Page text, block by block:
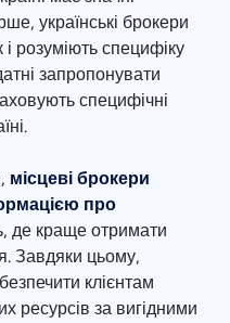
українські брокери
розуміють специфіку
запропонувати
специфічні
місцеві брокери
про
де краще отримати
Завдяки цьому,
клієнтам
ресурсів за вигідними